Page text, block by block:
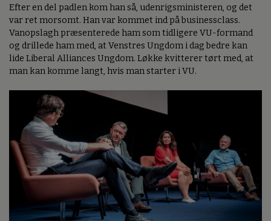
Efter en del padlen kom han så, udenrigsministeren, og det
var ret morsomt. Han var kommet ind på businessclass.
Vanopslagh præsenterede ham som tidligere VU-formand
og drillede ham med, at Venstres Ungdom i dag bedre kan
lide Liberal Alliances Ungdom. Løkke kvitterer tørt med, at
man kan komme langt, hvis man starter i VU.